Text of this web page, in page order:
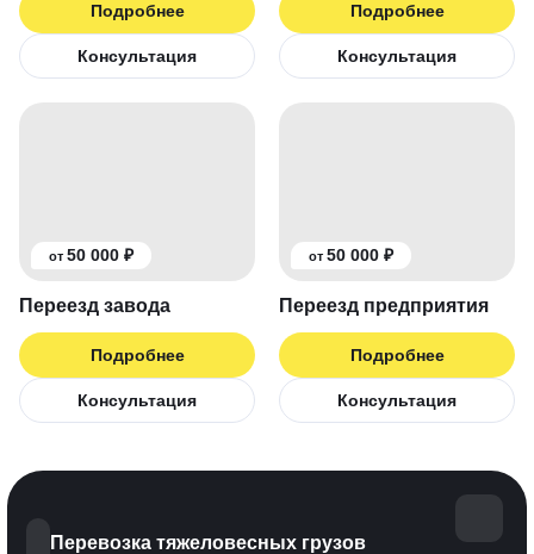
Подробнее
Консультация
Подробнее
Консультация
от 50 000 ₽
Переезд завода
Подробнее
Консультация
от 50 000 ₽
Переезд предприятия
Подробнее
Консультация
Перевозка тяжеловесных грузов